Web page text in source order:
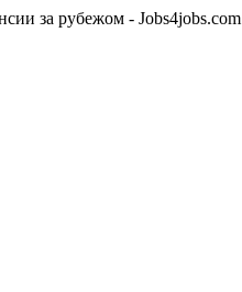
за рубежом - Jobs4jobs.com